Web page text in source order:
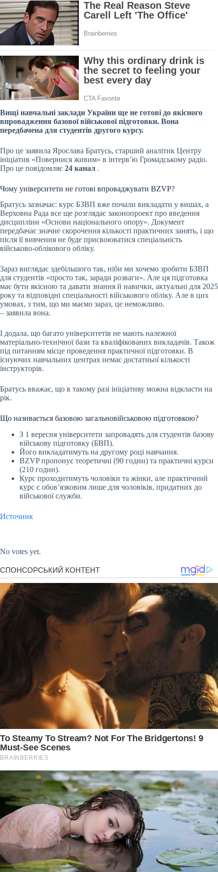
Вищі навчальні заклади України ще не готові до якісного
впровадження базової військової підготовки. Вона
передбачена для студентів другого курсу.
Про це заявила Ярослава Братусь, старший аналітик Центру
ініціатив «Повернися живим» в інтерв’ю Громадському радіо.
Про це повідомляє 24 канал .
Чому університети не готові впроваджувати BZVP?
Братусь зазначає: курс БЗВП вже почали викладати у вишах, а
Верховна Рада все ще розглядає законопроект про введення
дисципліни «Основи національного опору». Документ
передбачає значне скорочення кількості практичних занять, і що
після її вивчення не буде присвоюватися спеціальність
військово-облікового обліку.
Зараз виглядає здебільшого так, ніби ми хочемо зробити БЗВП
для студентів «просто так, заради розваги». Але ця підготовка
має бути якісною та давати знання й навички, актуальні для 2025
року та відповідні спеціальності військового обліку. Але в цих
умовах, з тим, що ми маємо зараз, це неможливо.
– заявила вона.
І додала, що багато університетів не мають належної
матеріально-технічної бази та кваліфікованих викладачів. Також
під питанням місце проведення практичної підготовки. В
існуючих навчальних центрах немає достатньої кількості
інструкторів.
Братусь вважає, що в такому разі ініціативу можна відкласти на
рік.
Що називається базовою загальновійськовою підготовкою?
З 1 вересня університети запровадять для студентів базову
військову підготовку (БВП).
Його викладатимуть на другому році навчання.
BZVP пропонує теоретичні (90 годин) та практичні курси
(210 годин).
Курс проходитимуть чоловіки та жінки, але практичний
курс є обов’язковим лише для чоловіків, придатних до
військової служби.
Источник
No votes yet.